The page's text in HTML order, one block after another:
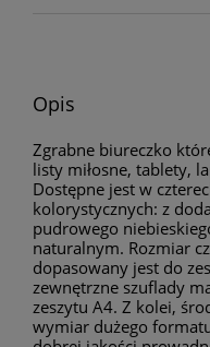
Opis
Zgrabne biureczko
listy miłosne, tablety,
Dostępne jest w
kolorystycznych: z
pudrowego
naturalnym. Rozmiar
dopasowany jest do
zewnętrzne szuflady
zeszytu A4. Z kolei,
wymiar dużego